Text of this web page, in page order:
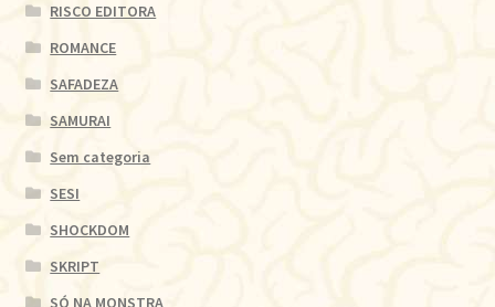
RISCO EDITORA
ROMANCE
SAFADEZA
SAMURAI
Sem categoria
SESI
SHOCKDOM
SKRIPT
SÓ NA MONSTRA